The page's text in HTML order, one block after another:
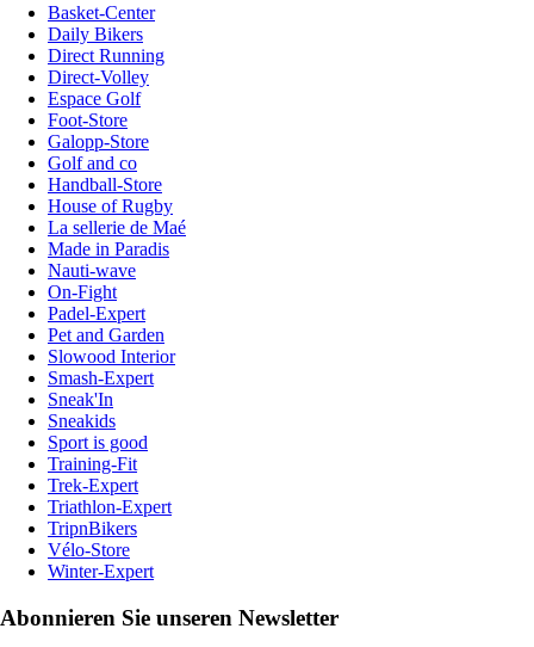
Basket-Center
Daily Bikers
Direct Running
Direct-Volley
Espace Golf
Foot-Store
Galopp-Store
Golf and co
Handball-Store
House of Rugby
La sellerie de Maé
Made in Paradis
Nauti-wave
On-Fight
Padel-Expert
Pet and Garden
Slowood Interior
Smash-Expert
Sneak'In
Sneakids
Sport is good
Training-Fit
Trek-Expert
Triathlon-Expert
TripnBikers
Vélo-Store
Winter-Expert
Abonnieren Sie unseren Newsletter